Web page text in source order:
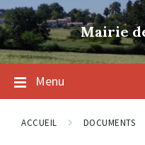
Skip
to
content
Skip
to
main
navigation
Skip
to
footer
Mairie
Menu
ACCUEIL DOCUMENTS